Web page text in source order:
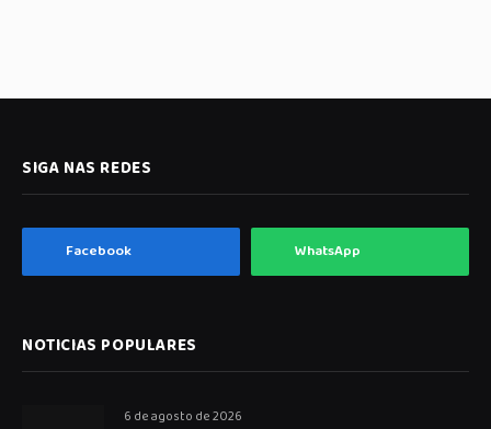
SIGA NAS REDES
Facebook WhatsApp
NOTICIAS POPULARES
6 de agosto de 2026